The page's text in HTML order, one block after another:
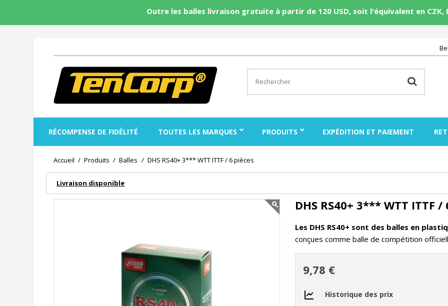
Outre les balles livraison gratuite à partir de 120 USD, soit l'équivalent en CZK,
RÉCOMPENSE DE FIDÉLITÉ TOUTES LES MARQUES PRODUITS EXPÉDITION ET PAIEMENT
Accueil Produits Balles DHS RS40+ 3*** WTT ITTF / 6 pièces
Livraison disponible
DHS RS40+ 3*** WTT ITTF /
Les DHS RS40+ sont des balles en
conçues comme balle de compétition
9,78 €
Historique des prix